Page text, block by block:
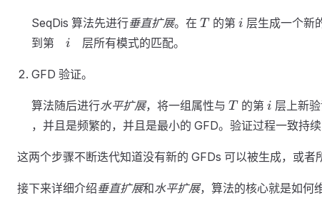
SeqDis 算法先进行垂直扩展。在 T
T 的第 i
i 层生成一个新
到第 i
i 层所有模式的匹配。
GFD 验证。
算法随后进行水平扩展，将一组属性与 T
T 的第 i
i 层上新
，并且是频繁的，并且是最小的 GFD。验证过程一致持
这两个步骤不断迭代知道没有新的 GFDs 可以被生成，或者
接下来详细介绍垂直扩展和水平扩展，算法的核心就是如何